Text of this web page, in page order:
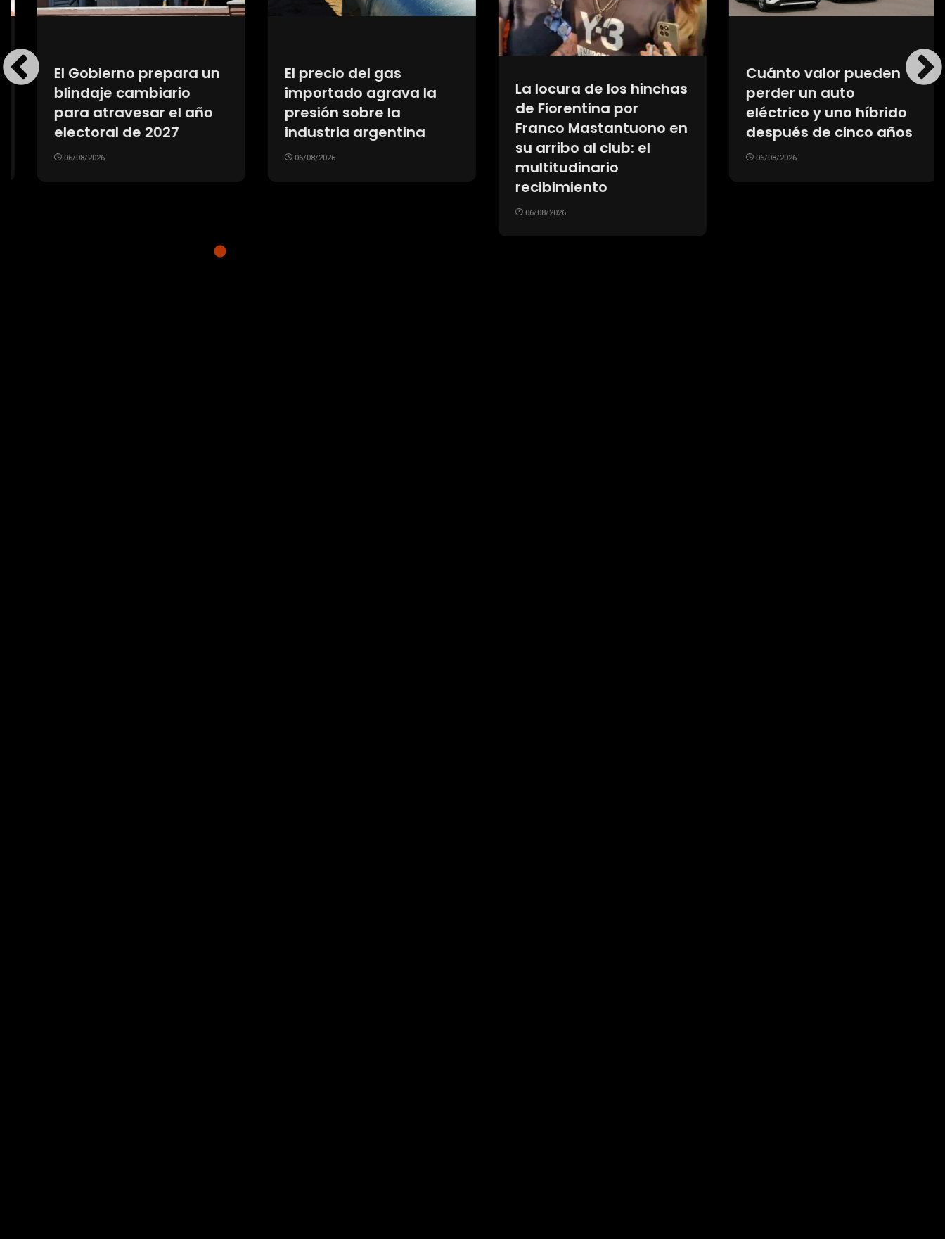
El precio del gas
importado agrava la
presión sobre la
industria argentina
06/08/2026
La locura de los hinchas
de Fiorentina por
Franco Mastantuono en
su arribo al club: el
multitudinario
perder un auto
eléctrico y uno híbrido
después de cinco años
Crisis en el fútbol: UEFA
mantiene el boicot a los
Mundiales y ya no
confía en Infantino
como presidente de la